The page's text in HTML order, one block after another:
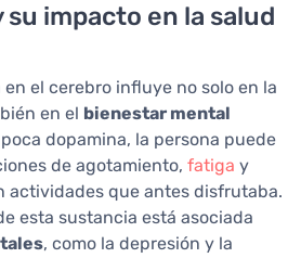
su impacto en la salud
el cerebro influye no solo en la
en el bienestar mental
dopamina, la persona puede
de agotamiento, fatiga y
actividades que antes disfrutaba.
esta sustancia está asociada
, como la depresión y la